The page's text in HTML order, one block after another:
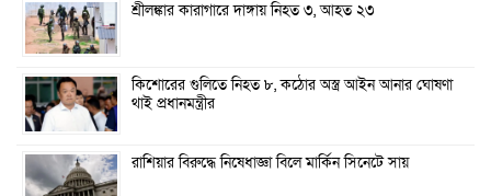
শ্রীলঙ্কার কারাগারে দাঙ্গায় নিহত ৩, আহত ২৩
কিশোরের গুলিতে নিহত ৮, কঠোর অস্ত্র আইন আনার ঘোষণা
থাই প্রধানমন্ত্রীর
রাশিয়ার বিরুদ্ধে নিষেধাজ্ঞা বিলে মার্কিন সিনেটে সায়